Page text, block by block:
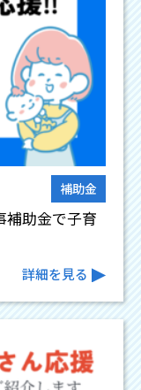
補助金
補助金で子育
詳細を見る